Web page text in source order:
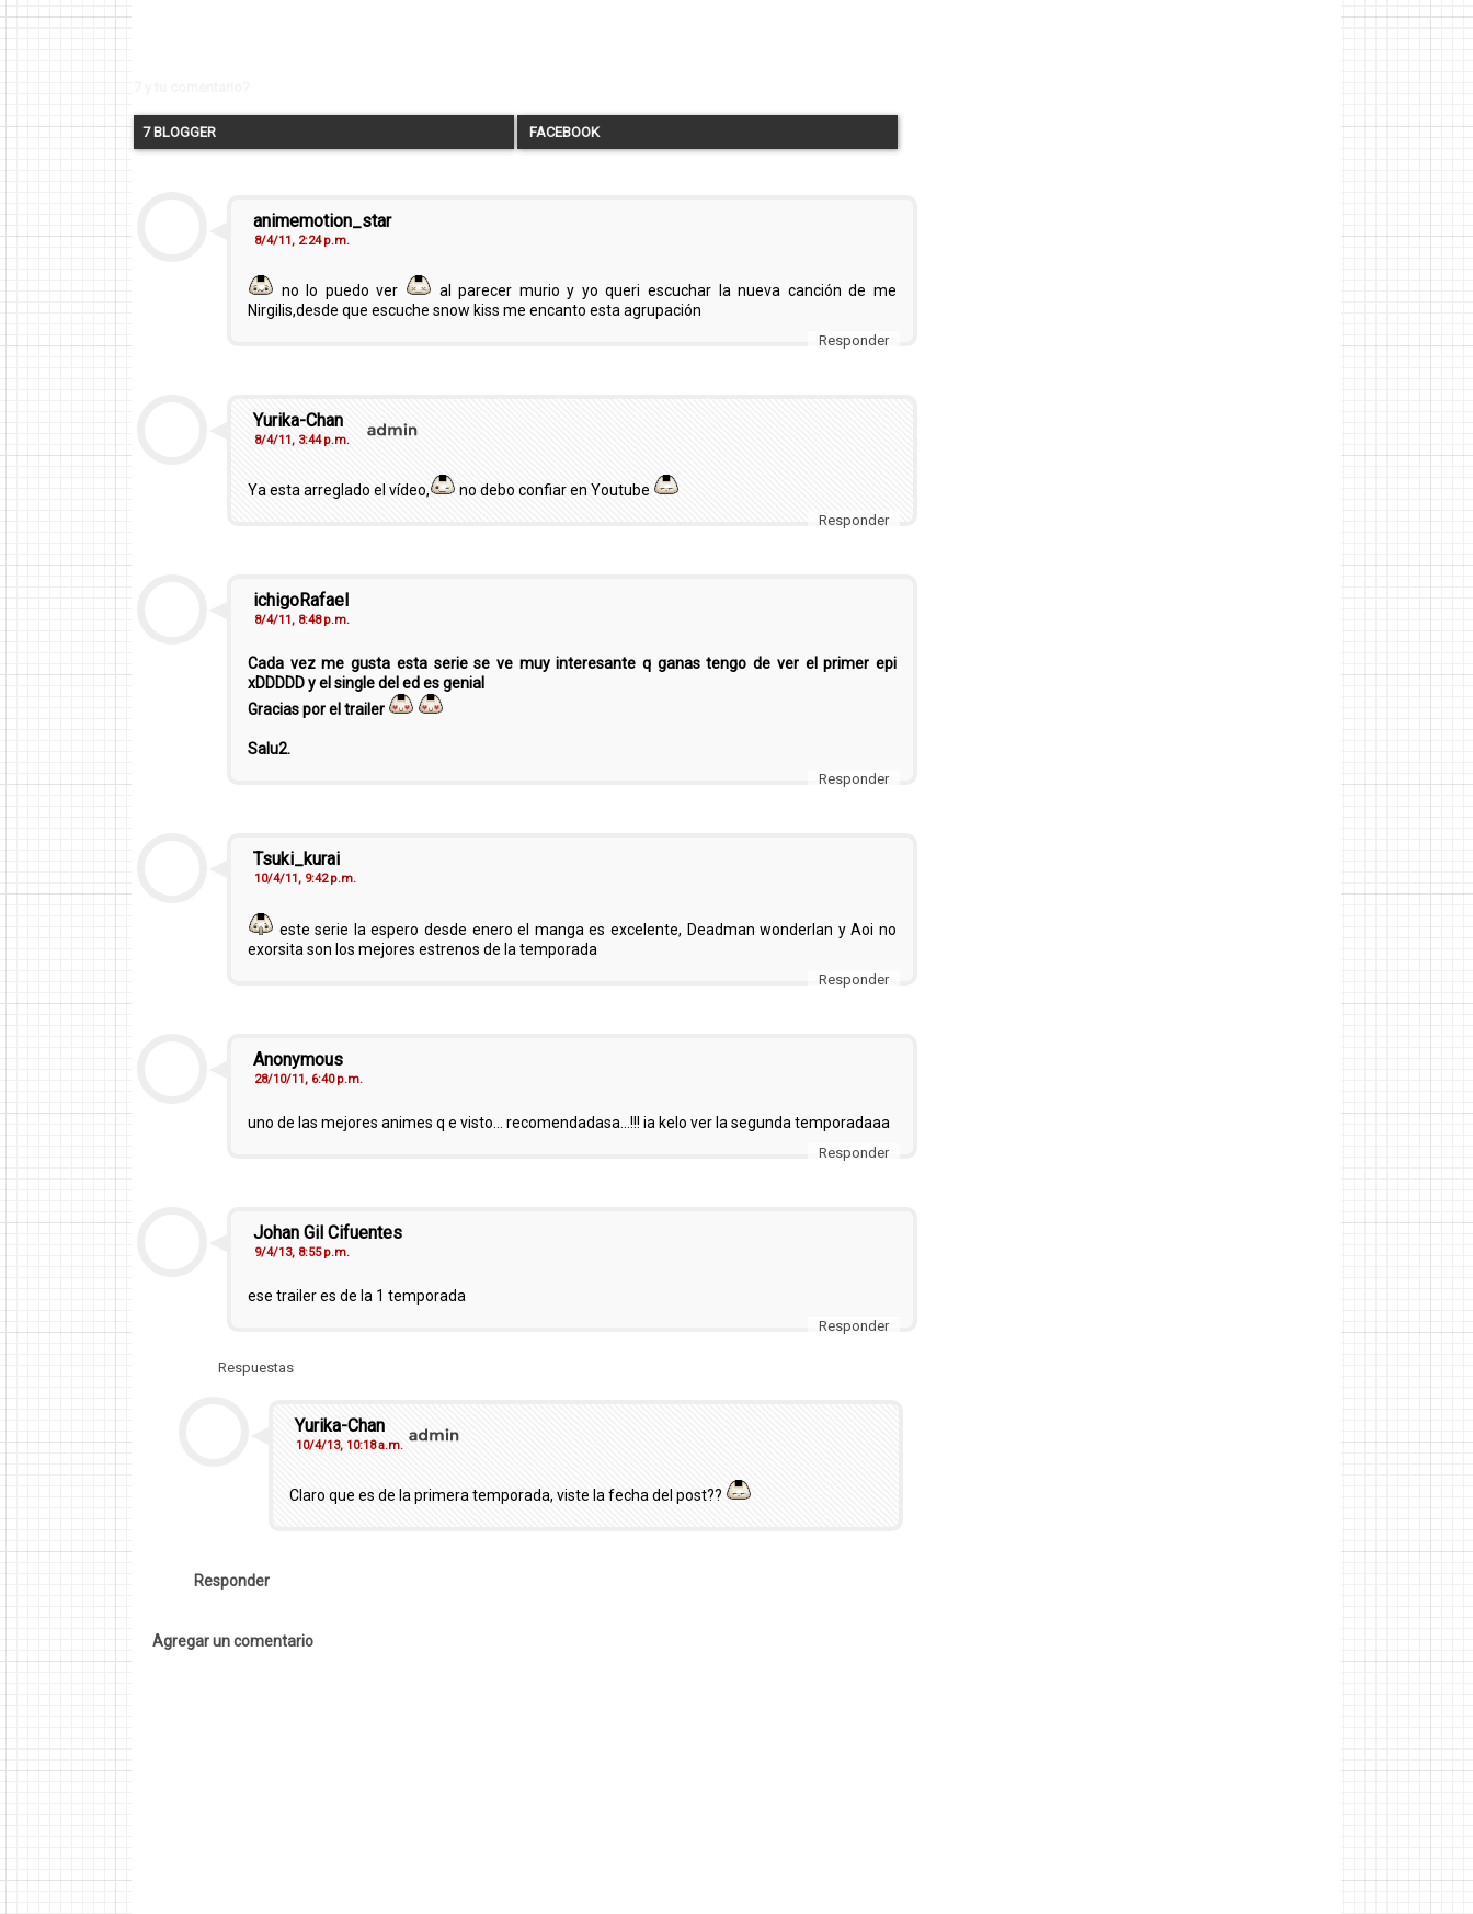
7 BLOGGER FACEBOOK
animemotion_star
8/4/11, 2:24 p.m.
no lo puedo ver
al parecer murio y yo queri escuchar la nueva canción de me
Nirgilis,desde que escuche snow kiss me encanto esta agrupación
Responder
Yurika-Chan
8/4/11, 3:44 p.m.
Ya esta arreglado el vídeo, no debo confiar en Youtube
Responder
ichigoRafael
8/4/11, 8:48 p.m.
Cada vez me gusta esta serie se ve muy interesante q ganas tengo de ver el primer epi
xDDDDD y el single del ed es genial
Gracias por el trailer
Salu2.
Responder
Tsuki_kurai
10/4/11, 9:42 p.m.
este serie la espero desde enero el manga es excelente, Deadman wonderlan y Aoi no
exorsita son los mejores estrenos de la temporada
Responder
Anonymous
28/10/11, 6:40 p.m.
uno de las mejores animes q e visto... recomendadasa...!!! ia kelo ver la segunda temporadaaa
Responder
Johan Gil Cifuentes
9/4/13, 8:55 p.m.
ese trailer es de la 1 temporada
Responder
Respuestas
Yurika-Chan
10/4/13, 10:18 a.m.
Claro que es de la primera temporada, viste la fecha del post??
Responder
Agregar un comentario